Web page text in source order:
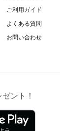
ご利用ガイド
よくある質問
お問い合わせ
ント！